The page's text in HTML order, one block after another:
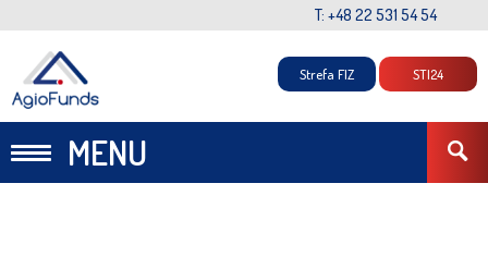
T: +48 22 531 54 54
MENU
Strefa FIZ STI24